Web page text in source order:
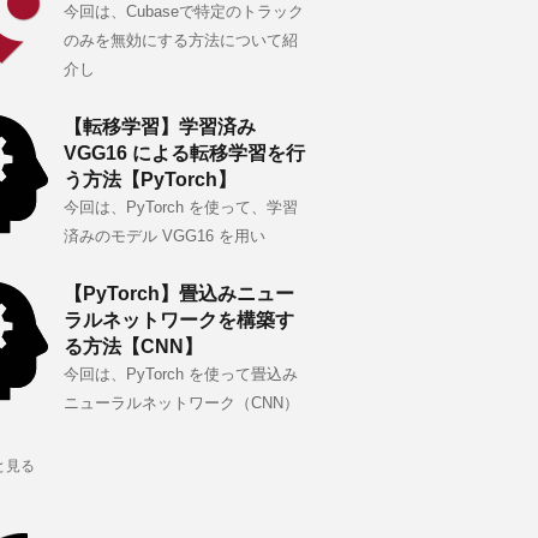
今回は、Cubaseで特定のトラック
のみを無効にする方法について紹
介し
【転移学習】学習済み
VGG16 による転移学習を行
う方法【PyTorch】
今回は、PyTorch を使って、学習
済みのモデル VGG16 を用い
【PyTorch】畳込みニュー
ラルネットワークを構築す
る方法【CNN】
今回は、PyTorch を使って畳込み
ニューラルネットワーク（CNN）
見る